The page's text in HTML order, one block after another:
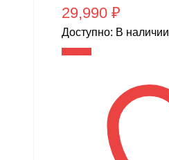
29,990 ₽
Доступно: В наличии